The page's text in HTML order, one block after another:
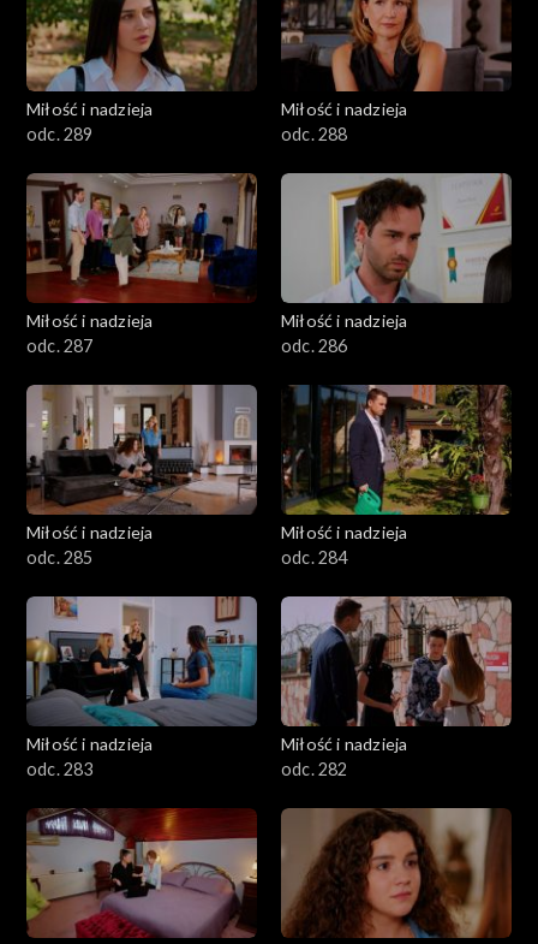
Miłość i nadzieja
odc. 289
Miłość i nadzieja
odc. 288
Miłość i nadzieja
odc. 287
Miłość i nadzieja
odc. 286
Miłość i nadzieja
odc. 285
Miłość i nadzieja
odc. 284
Miłość i nadzieja
odc. 283
Miłość i nadzieja
odc. 282